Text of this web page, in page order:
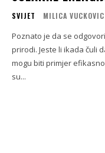
SVIJET MILICA VUCKOVIC
Poznato je da se
prirodi. Jeste li ikada čuli
mogu biti primjer
su...